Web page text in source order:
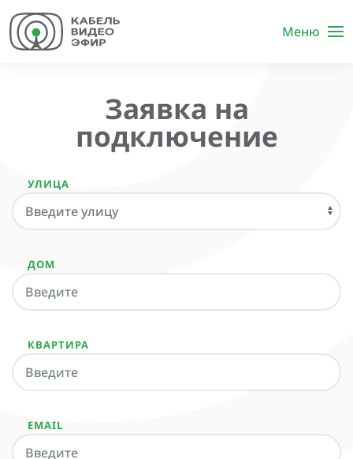
Меню
Заявка на
подключение
УЛИЦА
ДОМ
КВАРТИРА
EMAIL